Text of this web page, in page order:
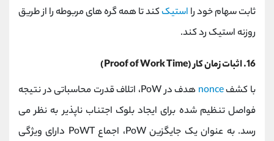
ثابت سهام خود را استیککند تا همه گره های مربوطه را از طریق
روزنه استیک رد کند.
16. اثبات زمان کار (Proof of Work Time)
با کشفnonce
هدف در PoW، اتلاف قدرت محاسباتی در نتیجه
فواصل تنظیم شده برای ایجاد بلوک اجتناب ناپذیر به نظر می
رسد. به عنوان یک جایگزین PoW، اجماع PoWT دارای ویژگی